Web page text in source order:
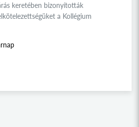
keretében bizonyították
a Kollégium